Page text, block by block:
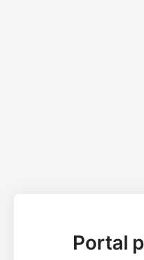
Portal